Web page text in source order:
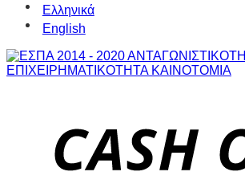
Ελληνικά
English